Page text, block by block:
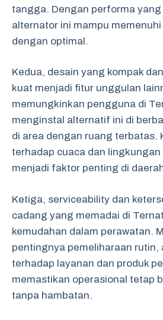
tangga. Dengan performa yang
alternator ini mampu
dengan optimal.
Kedua, desain yang kompak
kuat menjadi fitur unggulan
memungkinkan pengguna di
menginstal alternatif ini di
di area dengan ruang terbatas.
terhadap cuaca dan
menjadi faktor penting di
Ketiga, serviceability dan
cadang yang memadai di
kemudahan dalam perawatan.
pentingnya pemeliharaan rutin,
terhadap layanan dan produk
memastikan operasional tetap
tanpa hambatan.